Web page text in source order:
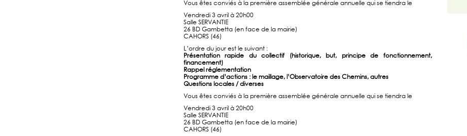
Vous êtes conviés à la première assemblée générale annuelle qui se tiendra le
Vendredi 3 avril à 20h00
Salle SERVANTIE
26 BD Gambetta (en face de la mairie)
CAHORS (46)
L’ordre du jour est le suivant :
Présentation rapide du collectif (historique, but, principe de fonctionnement,
financement)
Rappel réglementation
Programme d’actions : le maillage, l’Observatoire des Chemins, autres
Questions locales / diverses
Vous êtes conviés à la première assemblée générale annuelle qui se tiendra le
Vendredi 3 avril à 20h00
Salle SERVANTIE
26 BD Gambetta (en face de la mairie)
CAHORS (46)